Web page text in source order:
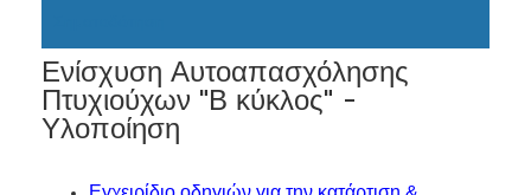
Ενίσχυση Αυτοαπασχόλησης
Πτυχιούχων "Β κύκλος" -
Υλοποίηση